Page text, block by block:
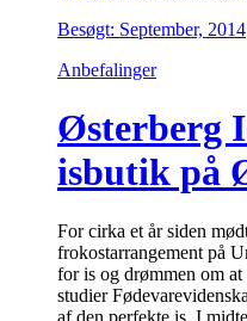
Besøgt: September, 2014
Anbefalinger
Østerberg
isbutik på
For cirka et år siden
frokostarrangement på
for is og drømmen om
studier
af den perfekte is. I